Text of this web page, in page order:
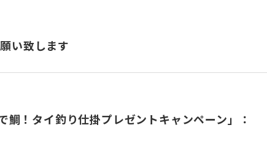
い致します
！タイ釣り仕掛プレゼントキャンペーン」：